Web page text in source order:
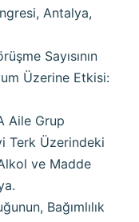
Antalya,
Sayısının
Üzerine Etkisi:
Aile Grup
Terk Üzerindeki
ve Madde
Bağımlılık